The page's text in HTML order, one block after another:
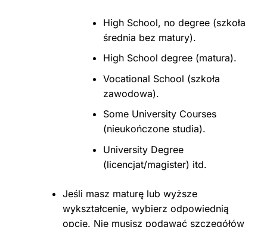
High School, no degree (szkoła
średnia bez matury).
High School degree (matura).
Vocational School (szkoła
zawodowa).
Some University Courses
(nieukończone studia).
University Degree
(licencjat/magister) itd.
Jeśli masz maturę lub wyższe
wykształcenie, wybierz odpowiednią
opcję. Nie musisz podawać szczegółów